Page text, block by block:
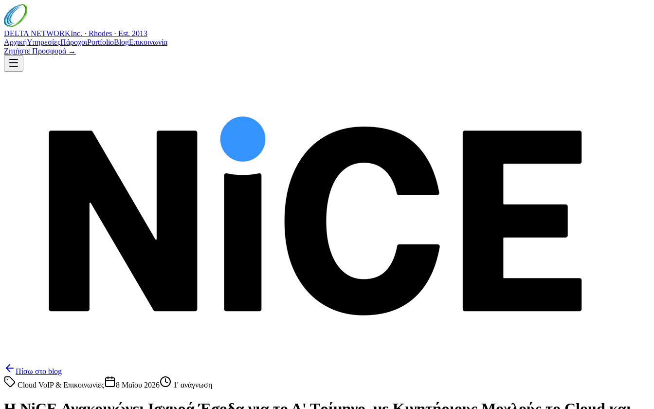
DELTA NETWORKInc. · Rhodes · Est. 2013
ΑρχικήΥπηρεσίεςΠάροχοιPortfolioBlogΕπικοινωνία
Ζητήστε Προσφορά →
Πίσω στο blog
Cloud VoIP & Επικοινωνίες
8 Μαΐου 2026 1' ανάγνωση